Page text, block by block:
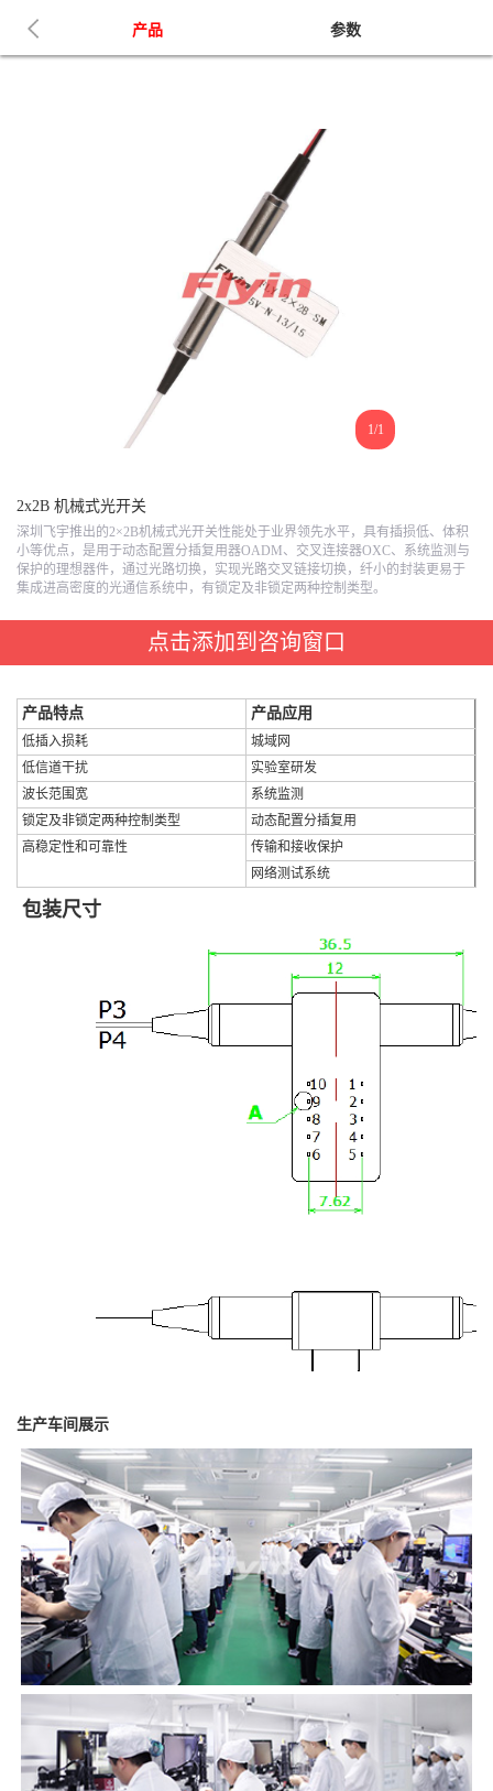
产品 参数
1/1
2x2B 机械式光开关
深圳飞宇推出的2×2B机械式光开关性能处于业界领先水平，具有插损低、体积
小等优点，是用于动态配置分插复用器OADM、交叉连接器OXC、系统监测与
保护的理想器件，通过光路切换，实现光路交叉链接切换，纤小的封装更易于
集成进高密度的光通信系统中，有锁定及非锁定两种控制类型。
点击添加到咨询窗口
产品特点 产品应用
低插入损耗
城域网
低信道干扰
实验室研发
波长范围宽
系统监测
锁定及非锁定两种控制类型
动态配置分插复用
高稳定性和可靠性
传输和接收保护
网络测试系统
包装尺寸
生产车间展示